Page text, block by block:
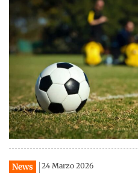
News 24 Marzo 2026